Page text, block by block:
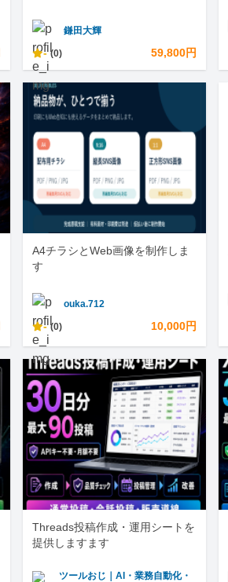
鎌田大輝
- (0) 59,800円
A4チラシとWeb画像を制作しま
す
ouka.712
- (0) 10,000円
Threads投稿作成・運用シートを
提供しますます
ツールおじ｜AI・業務自動化・